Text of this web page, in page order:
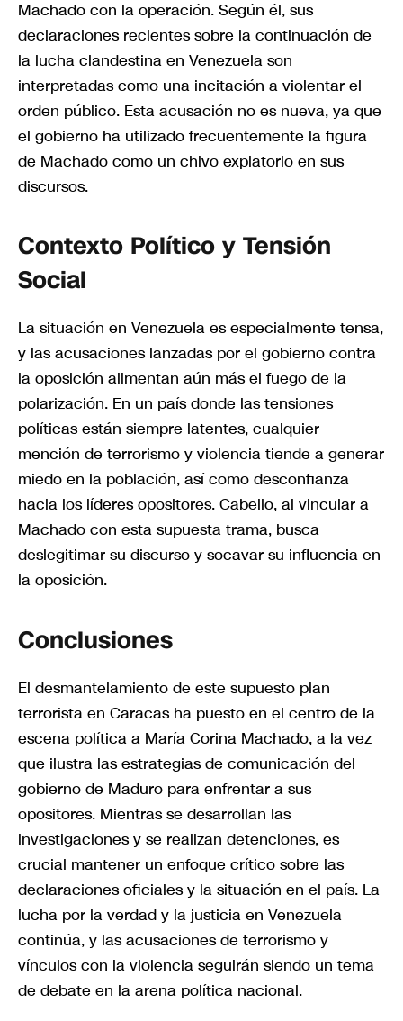
Machado con la operación. Según él, sus
declaraciones recientes sobre la continuación de
la lucha clandestina en Venezuela son
interpretadas como una incitación a violentar el
orden público. Esta acusación no es nueva, ya que
el gobierno ha utilizado frecuentemente la figura
de Machado como un chivo expiatorio en sus
discursos.
Contexto Político y Tensión
Social
La situación en Venezuela es especialmente tensa,
y las acusaciones lanzadas por el gobierno contra
la oposición alimentan aún más el fuego de la
polarización. En un país donde las tensiones
políticas están siempre latentes, cualquier
mención de terrorismo y violencia tiende a generar
miedo en la población, así como desconfianza
hacia los líderes opositores. Cabello, al vincular a
Machado con esta supuesta trama, busca
deslegitimar su discurso y socavar su influencia en
la oposición.
Conclusiones
El desmantelamiento de este supuesto plan
terrorista en Caracas ha puesto en el centro de la
escena política a María Corina Machado, a la vez
que ilustra las estrategias de comunicación del
gobierno de Maduro para enfrentar a sus
opositores. Mientras se desarrollan las
investigaciones y se realizan detenciones, es
crucial mantener un enfoque crítico sobre las
declaraciones oficiales y la situación en el país. La
lucha por la verdad y la justicia en Venezuela
continúa, y las acusaciones de terrorismo y
vínculos con la violencia seguirán siendo un tema
de debate en la arena política nacional.